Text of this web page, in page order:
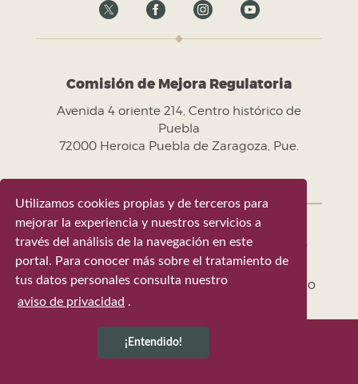
Utilizamos cookies propias y de terceros para
mejorar la experiencia y nuestros servicios a
través del análisis de la navegación en este
portal. Para conocer más sobre el tratamiento de
tus datos personales consulta nuestro
aviso de privacidad .
¡Entendido!
Comisión de Mejora Regulatoria
Avenida 4 oriente 214, Centro histórico de
Puebla
72000 Heroica Puebla de Zaragoza, Pue.
Gobierno de la Ciudad de Puebla 2024-
2027
Tel. +52 (222) 309 43 00 - Puebla, Pue. México
Última actualización 9 de agosto de 2026